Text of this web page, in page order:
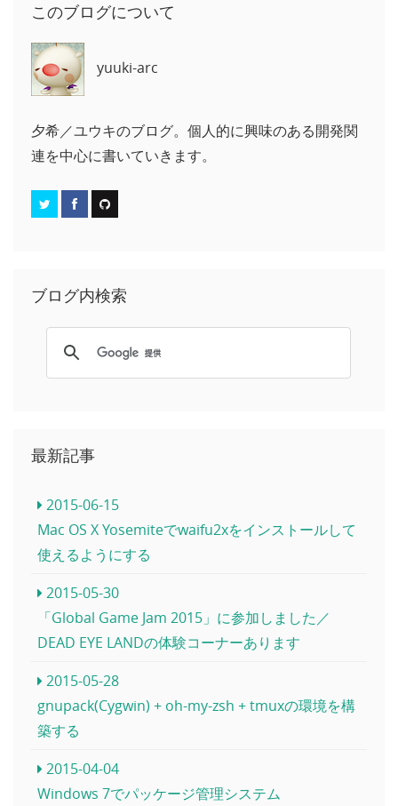
このブログについて
yuuki-arc
夕希／ユウキのブログ。個人的に興味のある開発関
連を中心に書いていきます。
ブログ内検索
最新記事
2015-06-15
Mac OS X Yosemiteでwaifu2xをインストールして
使えるようにする
2015-05-30
「Global Game Jam 2015」に参加しました／
DEAD EYE LANDの体験コーナーあります
2015-05-28
gnupack(Cygwin) + oh-my-zsh + tmuxの環境を構
築する
2015-04-04
Windows 7でパッケージ管理システム